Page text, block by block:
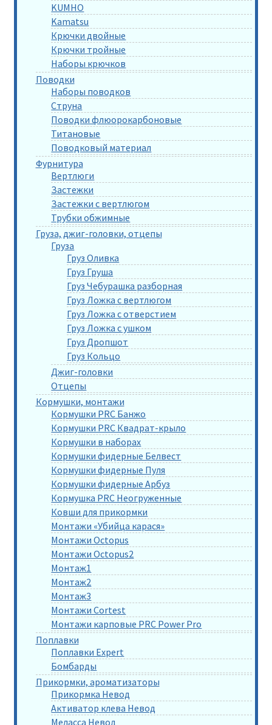
KUMHO
Kamatsu
Крючки двойные
Крючки тройные
Наборы крючков
Поводки
Наборы поводков
Струна
Поводки флюорокарбоновые
Титановые
Поводковый материал
Фурнитура
Вертлюги
Застежки
Застежки с вертлюгом
Трубки обжимные
Груза, джиг-головки, отцепы
Груза
Груз Оливка
Груз Груша
Груз Чебурашка разборная
Груз Ложка с вертлюгом
Груз Ложка с отверстием
Груз Ложка с ушком
Груз Дропшот
Груз Кольцо
Джиг-головки
Отцепы
Кормушки, монтажи
Кормушки PRC Банжо
Кормушки PRC Квадрат-крыло
Кормушки в наборах
Кормушки фидерные Белвест
Кормушки фидерные Пуля
Кормушки фидерные Арбуз
Кормушка PRC Неогруженные
Ковши для прикормки
Монтажи «Убийца карася»
Монтажи Octopus
Монтажи Octopus2
Монтаж1
Монтаж2
Монтаж3
Монтажи Cortest
Монтажи карповые PRC Power Pro
Поплавки
Поплавки Expert
Бомбарды
Прикормки, ароматизаторы
Прикормка Невод
Активатор клева Невод
Меласса Невод